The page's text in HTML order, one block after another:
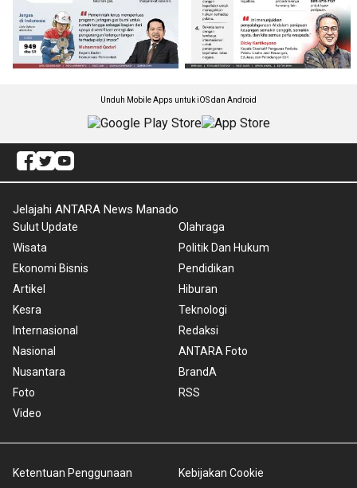
Unduh Mobile Apps untuk iOS dan Android
Jelajahi ANTARA News Manado
Sulut Update
Wisata
Ekonomi Bisnis
Artikel
Kesra
Internasional
Nasional
Nusantara
Foto
Video
Olahraga
Politik Dan Hukum
Pendidikan
Hiburan
Teknologi
Redaksi
ANTARA Foto
BrandA
RSS
Ketentuan Penggunaan
Kebijakan Cookie